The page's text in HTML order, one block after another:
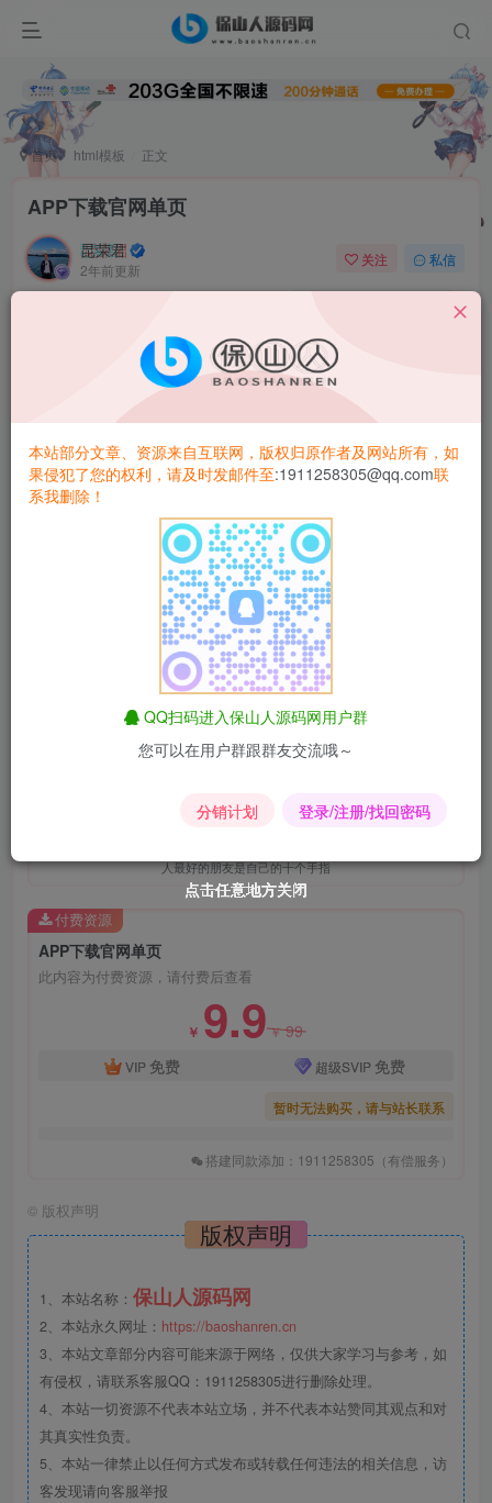
首页 html模板 正文
APP下载官网单页
昆荣君
2年前更新
关注 私信
今天分享一款不错的APP下载官网单页源码，直接修改
匿名短信 昆荣君导航
爱情辅导 昆荣君
人最好的朋友是自己的十个手指
APP下载官网单页
此内容为付费资源，请付费后查看
￥ 9.9￥99
VIP 免费 超级SVIP 免费
暂时无法购买，请与站长联系
搭建同款添加：1911258305（有偿服务）
付费资源
© 版权声明
版权声明
1、本站名称： 保山人源码网
2、本站永久网址： https://baoshanren.cn
3、本站文章部分内容可能来源于网络，仅供大家学习与参考，如
有侵权，请联系客服QQ：1911258305进行删除处理。
4、本站一切资源不代表本站立场，并不代表本站赞同其观点和对
其真实性负责。
5、本站一律禁止以任何方式发布或转载任何违法的相关信息，访
客发现请向客服举报
点击任意地方关闭
点击任意地方关闭
点击任意地方关闭
点击任意地方关闭
点击任意地方关闭
点击任意地方关闭
本站部分文章、资源来自互联网，版权归原作者及网站所有，如
果侵犯了您的权利，请及时发邮件至:1911258305@qq.com联
系我删除！
QQ扫码进入保山人源码网用户群
您可以在用户群跟群友交流哦～
分销计划 登录/注册/找回密码